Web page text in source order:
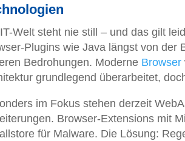
Welt steht nie still – und das gilt
Plugins wie Java längst von der
Bedrohungen. Moderne Browser
grundlegend überarbeitet,
im Fokus stehen derzeit
Browser-Extensions mit
für Malware. Die Lösung: